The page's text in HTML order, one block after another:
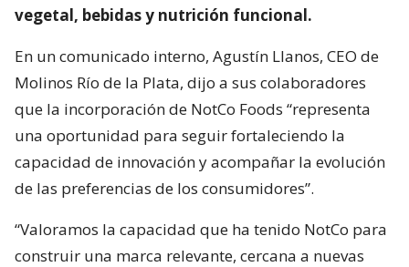
vegetal, bebidas y nutrición funcional.
En un comunicado interno, Agustín Llanos, CEO de
Molinos Río de la Plata, dijo a sus colaboradores
que la incorporación de NotCo Foods “representa
una oportunidad para seguir fortaleciendo la
capacidad de innovación y acompañar la evolución
de las preferencias de los consumidores”.
“Valoramos la capacidad que ha tenido NotCo para
construir una marca relevante, cercana a nuevas